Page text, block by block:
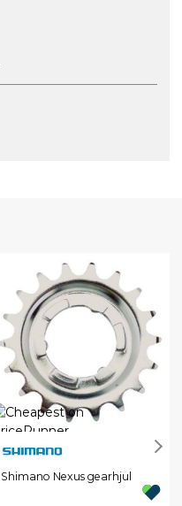
Shimano Nexus gearhjul